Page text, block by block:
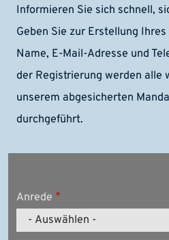
Informieren Sie sich schnell,
Geben Sie zur Erstellung
Name, E-Mail-Adresse und
der Registrierung werden alle
unserem abgesicherten
durchgeführt.
Anrede